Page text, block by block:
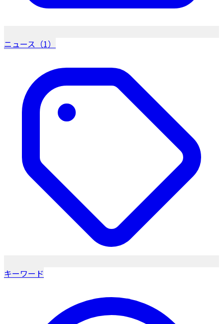
ニュース（1）
キーワード